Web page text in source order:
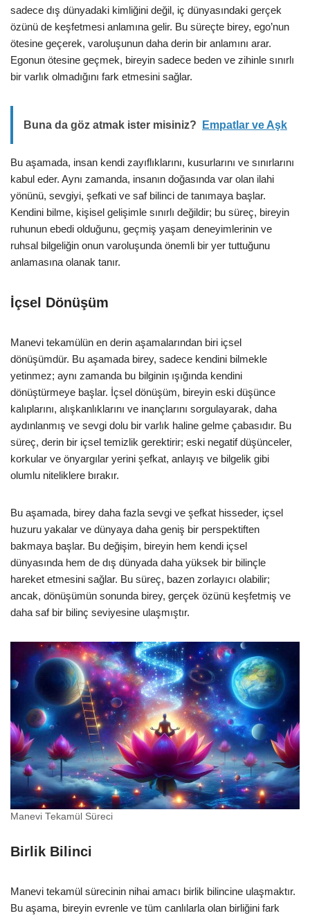
sadece dış dünyadaki kimliğini değil, iç dünyasındaki gerçek
özünü de keşfetmesi anlamına gelir. Bu süreçte birey, ego’nun
ötesine geçerek, varoluşunun daha derin bir anlamını arar.
Egonun ötesine geçmek, bireyin sadece beden ve zihinle sınırlı
bir varlık olmadığını fark etmesini sağlar.
Buna da göz atmak ister misiniz? Empatlar ve Aşk
Bu aşamada, insan kendi zayıflıklarını, kusurlarını ve sınırlarını
kabul eder. Aynı zamanda, insanın doğasında var olan ilahi
yönünü, sevgiyi, şefkati ve saf bilinci de tanımaya başlar.
Kendini bilme, kişisel gelişimle sınırlı değildir; bu süreç, bireyin
ruhunun ebedi olduğunu, geçmiş yaşam deneyimlerinin ve
ruhsal bilgeliğin onun varoluşunda önemli bir yer tuttuğunu
anlamasına olanak tanır.
İçsel Dönüşüm
Manevi tekamülün en derin aşamalarından biri içsel
dönüşümdür. Bu aşamada birey, sadece kendini bilmekle
yetinmez; aynı zamanda bu bilginin ışığında kendini
dönüştürmeye başlar. İçsel dönüşüm, bireyin eski düşünce
kalıplarını, alışkanlıklarını ve inançlarını sorgulayarak, daha
aydınlanmış ve sevgi dolu bir varlık haline gelme çabasıdır. Bu
süreç, derin bir içsel temizlik gerektirir; eski negatif düşünceler,
korkular ve önyargılar yerini şefkat, anlayış ve bilgelik gibi
olumlu niteliklere bırakır.
Bu aşamada, birey daha fazla sevgi ve şefkat hisseder, içsel
huzuru yakalar ve dünyaya daha geniş bir perspektiften
bakmaya başlar. Bu değişim, bireyin hem kendi içsel
dünyasında hem de dış dünyada daha yüksek bir bilinçle
hareket etmesini sağlar. Bu süreç, bazen zorlayıcı olabilir;
ancak, dönüşümün sonunda birey, gerçek özünü keşfetmiş ve
daha saf bir bilinç seviyesine ulaşmıştır.
Manevi Tekamül Süreci
Birlik Bilinci
Manevi tekamül sürecinin nihai amacı birlik bilincine ulaşmaktır.
Bu aşama, bireyin evrenle ve tüm canlılarla olan birliğini fark